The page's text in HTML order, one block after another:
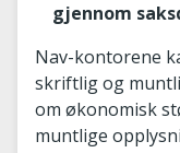
gjennom
Nav-kontorene
skriftlig og
om økonomisk
muntlige